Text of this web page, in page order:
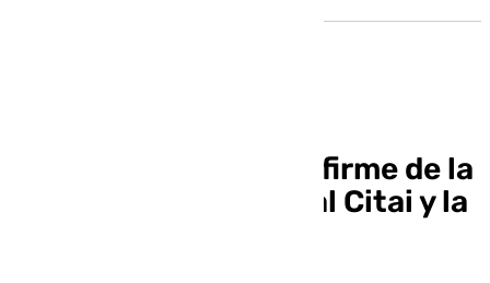
La Junta renovará el firme de la
carretera de acceso al Citai y la